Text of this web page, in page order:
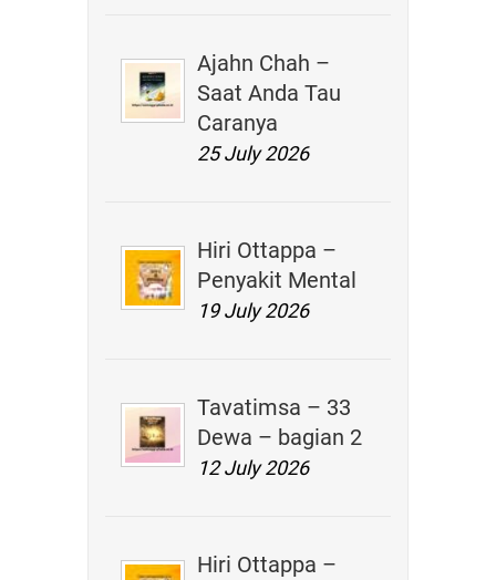
Ajahn Chah –
Saat Anda Tau
Caranya
25 July 2026
Hiri Ottappa –
Penyakit Mental
19 July 2026
Tavatimsa – 33
Dewa – bagian 2
12 July 2026
Hiri Ottappa –